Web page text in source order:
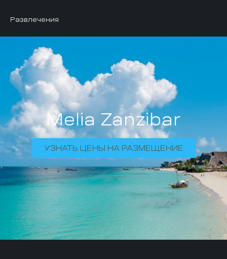
Развлечения
Melia Zanzibar
УЗНАТЬ ЦЕНЫ НА РАЗМЕЩЕНИЕ